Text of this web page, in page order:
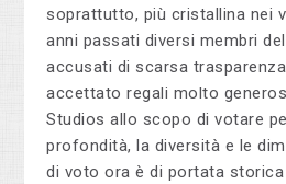
soprattutto, più cristallina nei
anni passati diversi membri
accusati di scarsa
accettato regali molto
Studios allo scopo di votare
profondità, la diversità e le
di voto ora è di portata